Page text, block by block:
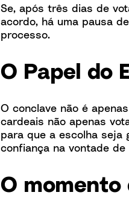
Se, após três dias de
acordo, há uma pausa
processo.
O Papel do
O conclave não é
cardeais não apenas
para que a escolha seja
confiança na vontade
O momento